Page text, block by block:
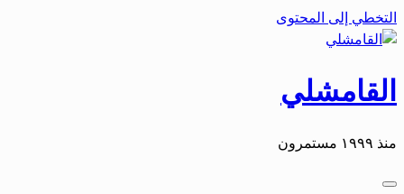
التخطي إلى المحتوى
القامشلي
منذ ١٩٩٩ مستمرون